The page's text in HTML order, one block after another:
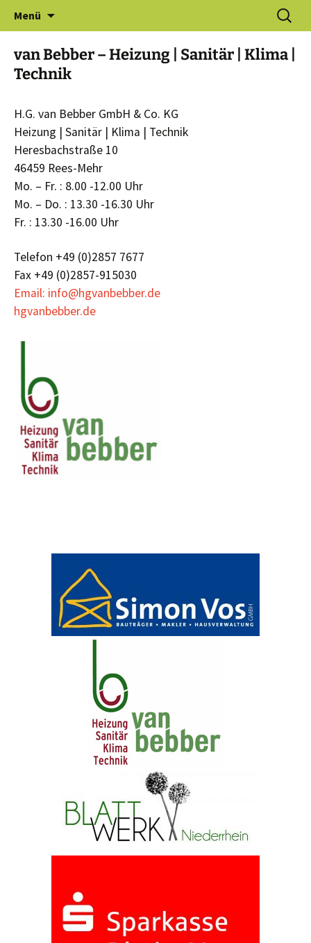
Gewerbeverein Haldern e.V.
Menü
Suchen
nach:
van Bebber – Heizung | Sanitär | Klima |
Technik
H.G. van Bebber GmbH & Co. KG
Heizung | Sanitär | Klima | Technik
Heresbachstraße 10
46459 Rees-Mehr
Mo. – Fr. : 8.00 -12.00 Uhr
Mo. – Do. : 13.30 -16.30 Uhr
Fr. : 13.30 -16.00 Uhr
Telefon +49 (0)2857 7677
Fax +49 (0)2857-915030
Email: info@hgvanbebber.de
hgvanbebber.de